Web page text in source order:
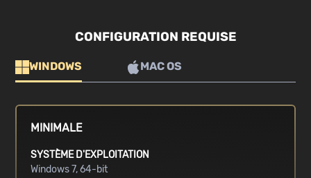
CONFIGURATION REQUISE
WINDOWS MAC OS
MINIMALE
SYSTÈME D'EXPLOITATION
Windows 7, 64-bit